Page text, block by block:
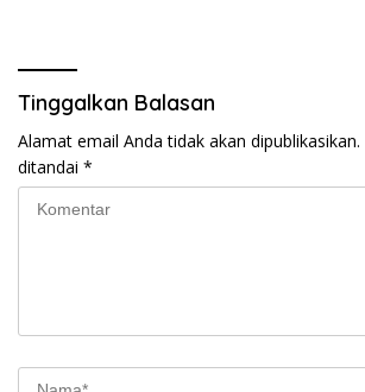
Tinggalkan Balasan
Alamat email Anda tidak akan dipublikasikan.
ditandai *